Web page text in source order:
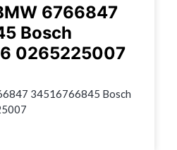
6766847
Bosch
0265225007
34516766845 Bosch